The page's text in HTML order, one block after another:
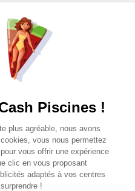
S’inscrire
de recevoir la newsletter
les termes & conditions de
Piscines
Piscines !
du
plus agréable, nous avons
vous nous permettez
vous offrir une expérience
clic en vous proposant
adaptés à vos centres
!